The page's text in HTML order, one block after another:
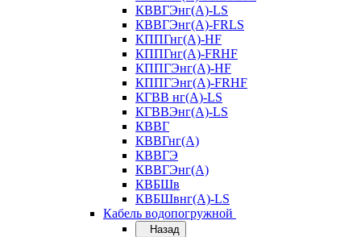
КВВГЭнг(А)-LS
КВВГЭнг(А)-FRLS
КППГнг(А)-HF
КППГнг(А)-FRHF
КППГЭнг(А)-HF
КППГЭнг(А)-FRHF
КГВВ нг(А)-LS
КГВВЭнг(А)-LS
КВВГ
КВВГнг(А)
КВВГЭ
КВВГЭнг(А)
КВБШв
КВБШвнг(А)-LS
Кабель водопогружной
Назад